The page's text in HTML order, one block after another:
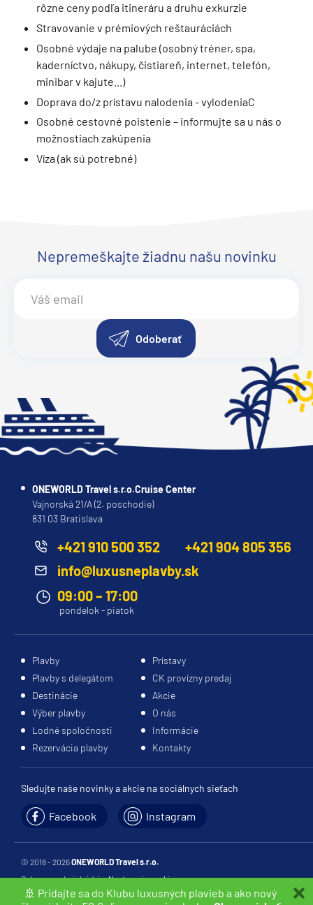
🚢 Pridajte sa do Klubu luxusných plavieb a ako nový
rôzne ceny podľa itineráru a druhu exkurzie
Stravovanie v prémiových reštauráciách
Osobné výdaje na palube (osobný tréner, spa,
kaderníctvo, nákupy, čistiareň, internet, telefón,
minibar v kajute...)
Doprava do/z prístavu nalodenia - vylodeniaC
Osobné cestovné poistenie – informujte sa u nás o
možnostiach zakúpenia
Víza (ak sú potrebné)
Nepremeškajte žiadnu našu novinku
Odoberať
ONEWORLD Travel s.r.o.Cruise Center
Vajnorská 21/A (2. poschodie)
831 03 Bratislava
+421 910 500 352
+421 904 805 356
info@luxusneplavby.sk
09:00 – 17:00
pondelok - piatok
Plavby
Prístavy
Plavby s delegátom
CK provízny predaj
Destinácie
Akcie
Výber plavby
O nás
Lodné spoločnosti
Informácie
Rezervácia plavby
Kontakty
Sledujte naše novinky a akcie na sociálnych sieťach
Facebook Instagram
© 2018 - 2026ONEWORLD Travel s.r.o.
Ochrana osobných údajovNastavenia cookies
webdesign: netropolis s. r. o.